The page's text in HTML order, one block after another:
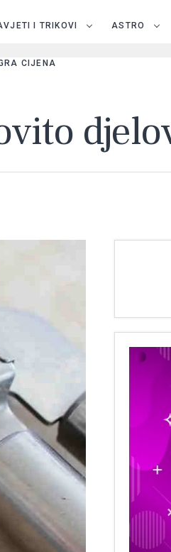
I TRIKOVI ASTRO
CIJENA